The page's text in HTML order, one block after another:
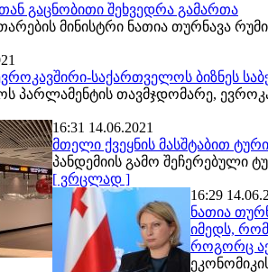
გაცნობითი შეხვედრა გამართა
მინისტრი ნათია თურნავა
ევროკავშირი-საქართველოს ბიზნეს
პარლამენტის თავმჯდომარე,
16:31 14.06.2021
მთელი ქვეყნის მასშტაბით
პანდემიის გამო შეჩერებული
[ ვრცლად ]
16:29
ნათია
იმედს,
როგორც